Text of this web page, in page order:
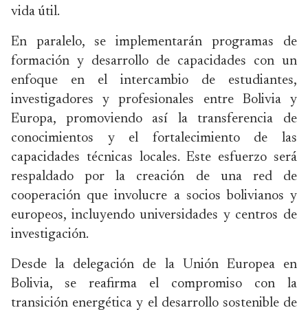
vida útil.
En paralelo, se implementarán programas de
formación y desarrollo de capacidades con un
enfoque en el intercambio de estudiantes,
investigadores y profesionales entre Bolivia y
Europa, promoviendo así la transferencia de
conocimientos y el fortalecimiento de las
capacidades técnicas locales. Este esfuerzo será
respaldado por la creación de una red de
cooperación que involucre a socios bolivianos y
europeos, incluyendo universidades y centros de
investigación.
Desde la delegación de la Unión Europea en
Bolivia, se reafirma el compromiso con la
transición energética y el desarrollo sostenible de